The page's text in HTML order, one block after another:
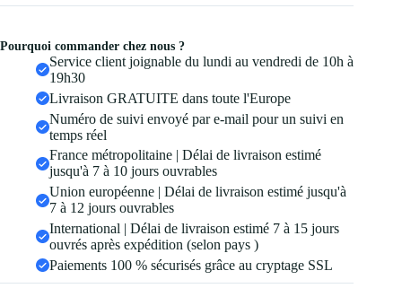
Pourquoi commander chez nous ?
Service client joignable du lundi au vendredi de 10h à
19h30
Livraison GRATUITE dans toute l'Europe
Numéro de suivi envoyé par e-mail pour un suivi en
temps réel
France métropolitaine | Délai de livraison estimé
jusqu'à 7 à 10 jours ouvrables
Union européenne | Délai de livraison estimé jusqu'à
7 à 12 jours ouvrables
International | Délai de livraison estimé 7 à 15 jours
ouvrés après expédition (selon pays )
Paiements 100 % sécurisés grâce au cryptage SSL